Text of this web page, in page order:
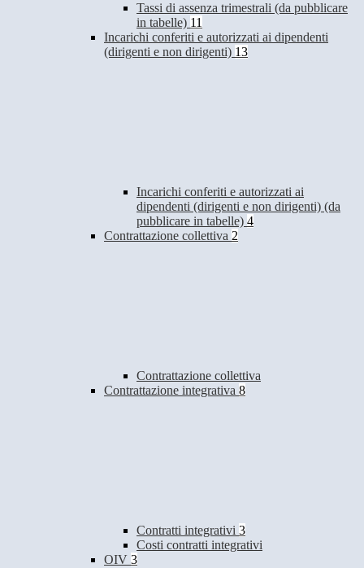
Tassi di assenza trimestrali (da pubblicare
in tabelle) 11
Incarichi conferiti e autorizzati ai dipendenti
(dirigenti e non dirigenti) 13
Incarichi conferiti e autorizzati ai
dipendenti (dirigenti e non dirigenti) (da
pubblicare in tabelle) 4
Contrattazione collettiva 2
Contrattazione collettiva
Contrattazione integrativa 8
Contratti integrativi 3
Costi contratti integrativi
OIV 3